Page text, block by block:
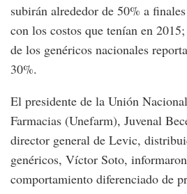
subirán alrededor de 50% a
con los costos que tenían en
de los genéricos nacionales
30%.
El presidente de la Unión
Farmacias (Unefarm), Juvenal
director general de Levic,
genéricos, Víctor Soto,
comportamiento diferenciado de